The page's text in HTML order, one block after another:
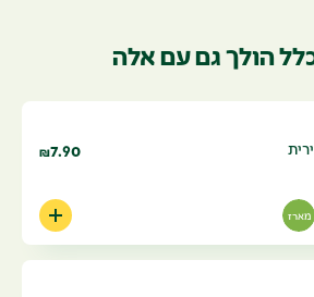
הולך גם עם אלה
₪7.90
מארז